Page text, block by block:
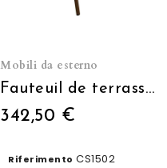
Mobili da esterno
Fauteuil de terrasse Moka gris clair empilable
342,50 €
Riferimento CS1502